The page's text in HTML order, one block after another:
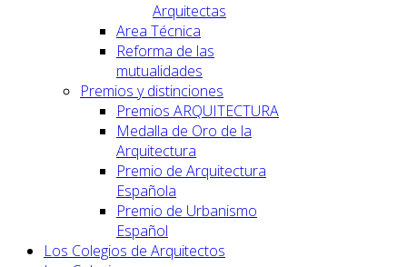
Arquitectas
Area Técnica
Reforma de las
mutualidades
Premios y distinciones
Premios ARQUITECTURA
Medalla de Oro de la
Arquitectura
Premio de Arquitectura
Española
Premio de Urbanismo
Español
Los Colegios de Arquitectos